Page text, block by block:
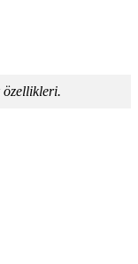
özellikleri.